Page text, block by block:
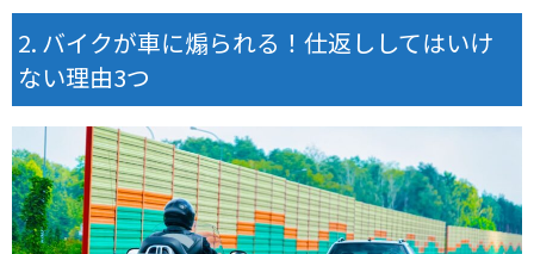
バイクが車に煽られる！仕返ししてはいけ
ない理由3つ